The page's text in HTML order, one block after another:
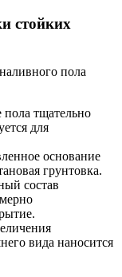
стойких
пола
тщательно
для
основание
грунтовка.
состав
вида наносится